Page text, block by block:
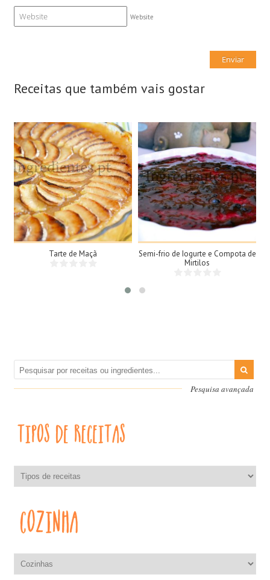
Website
Receitas que também vais gostar
8 Doses
8 Pessoas
45Min
Tarte de Maçã
10 Doses
10 Pessoas
Semi-frio de Iogurte e Compota de
Mirtilos
Pesquisa avançada